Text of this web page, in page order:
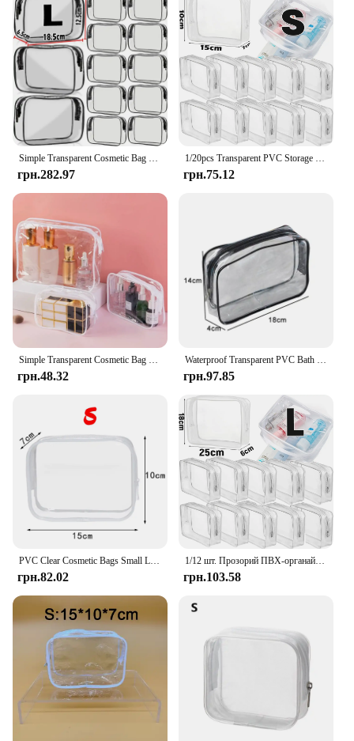
грн.282.97 грн.75.12
грн.48.32 грн.97.85
PVC Clear Cosmetic Bags Small Large Transparent Waterproof Makeup Bag Portable Travel Toiletry Wash Organizer Case Storage Pouch
грн.82.02
1/12 шт. Прозорий ПВХ-органайзер для зберігання подорожей Прозора косметичка Косметичка Косметичка Косметичка Сумка для туалетних приналежностей Сумки для прання
грн.103.58